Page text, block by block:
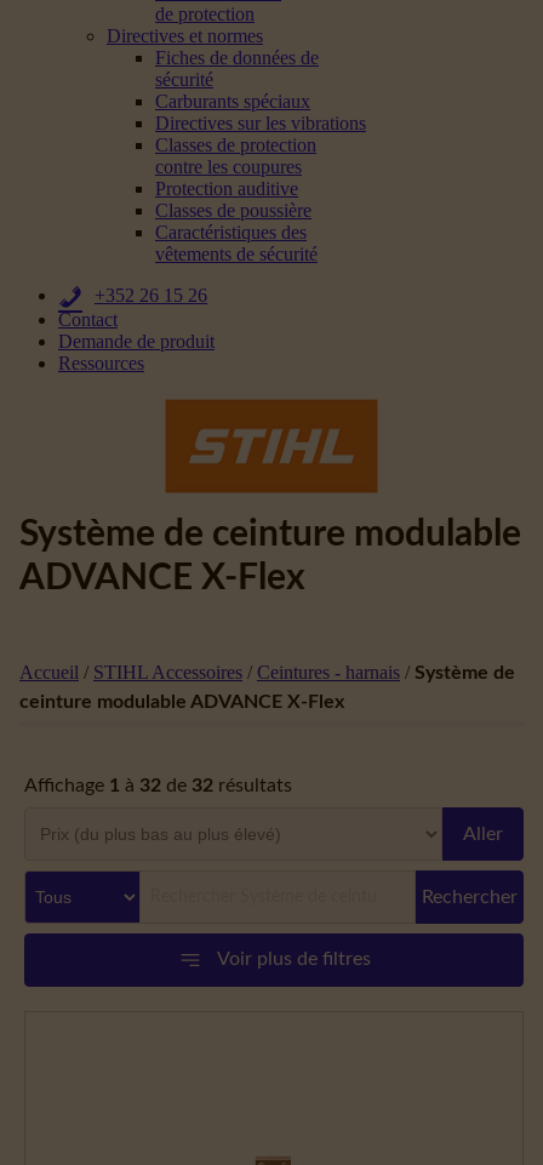
de protection
Directives et normes
Fiches de données de
sécurité
Carburants spéciaux
Directives sur les vibrations
Classes de protection
contre les coupures
Protection auditive
Classes de poussière
Caractéristiques des
vêtements de sécurité
+352 26 15 26
Contact
Demande de produit
Ressources
Système de ceinture modulable
ADVANCE X-Flex
Accueil / STIHL Accessoires / Ceintures - harnais / Système de
ceinture modulable ADVANCE X-Flex
Affichage 1 à 32 de 32 résultats
Aller
Rechercher
Voir plus de filtres